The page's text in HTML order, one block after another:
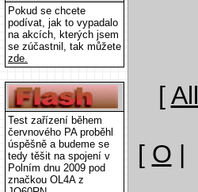
Pokud se chcete
podívat, jak to vypadalo
na akcích, kterých jsem
se zúčastnil, tak můžete
zde.
Test zařízení během
červnového PA proběhl
úspěšně a budeme se
tedy těšit na spojení v
Polním dnu 2009 pod
značkou OL4A z
[All
[ O |